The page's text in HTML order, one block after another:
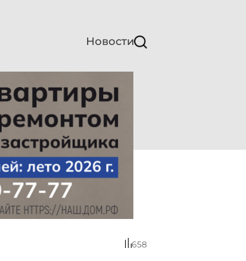
Новости
658